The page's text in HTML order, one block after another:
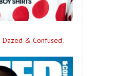
Dazed & Confused .